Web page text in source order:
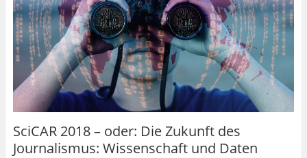
SciCAR 2018 – oder: Die Zukunft des
Journalismus: Wissenschaft und Daten